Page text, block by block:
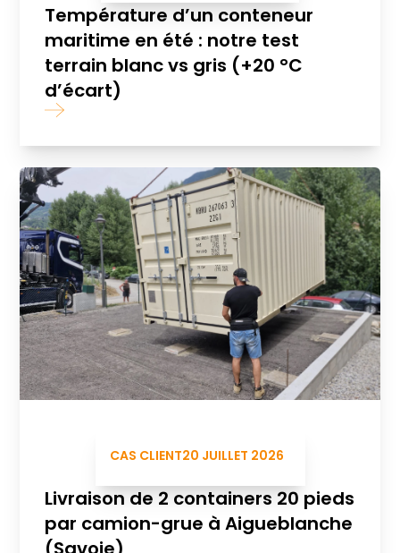
Température d’un conteneur
maritime en été : notre test
terrain blanc vs gris (+20 °C
d’écart)
CAS CLIENT20 JUILLET 2026
Livraison de 2 containers 20 pieds
par camion-grue à Aigueblanche